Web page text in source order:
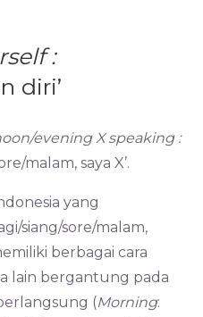
:
diri’
evening X speaking :
malam, saya X’.
yang
siang/sore/malam,
berbagai cara
lain bergantung pada
(Morning: